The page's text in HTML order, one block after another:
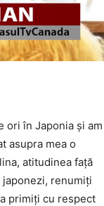
ori în Japonia și am
asupra mea o
atitudinea față
renumiți
primiți cu respect